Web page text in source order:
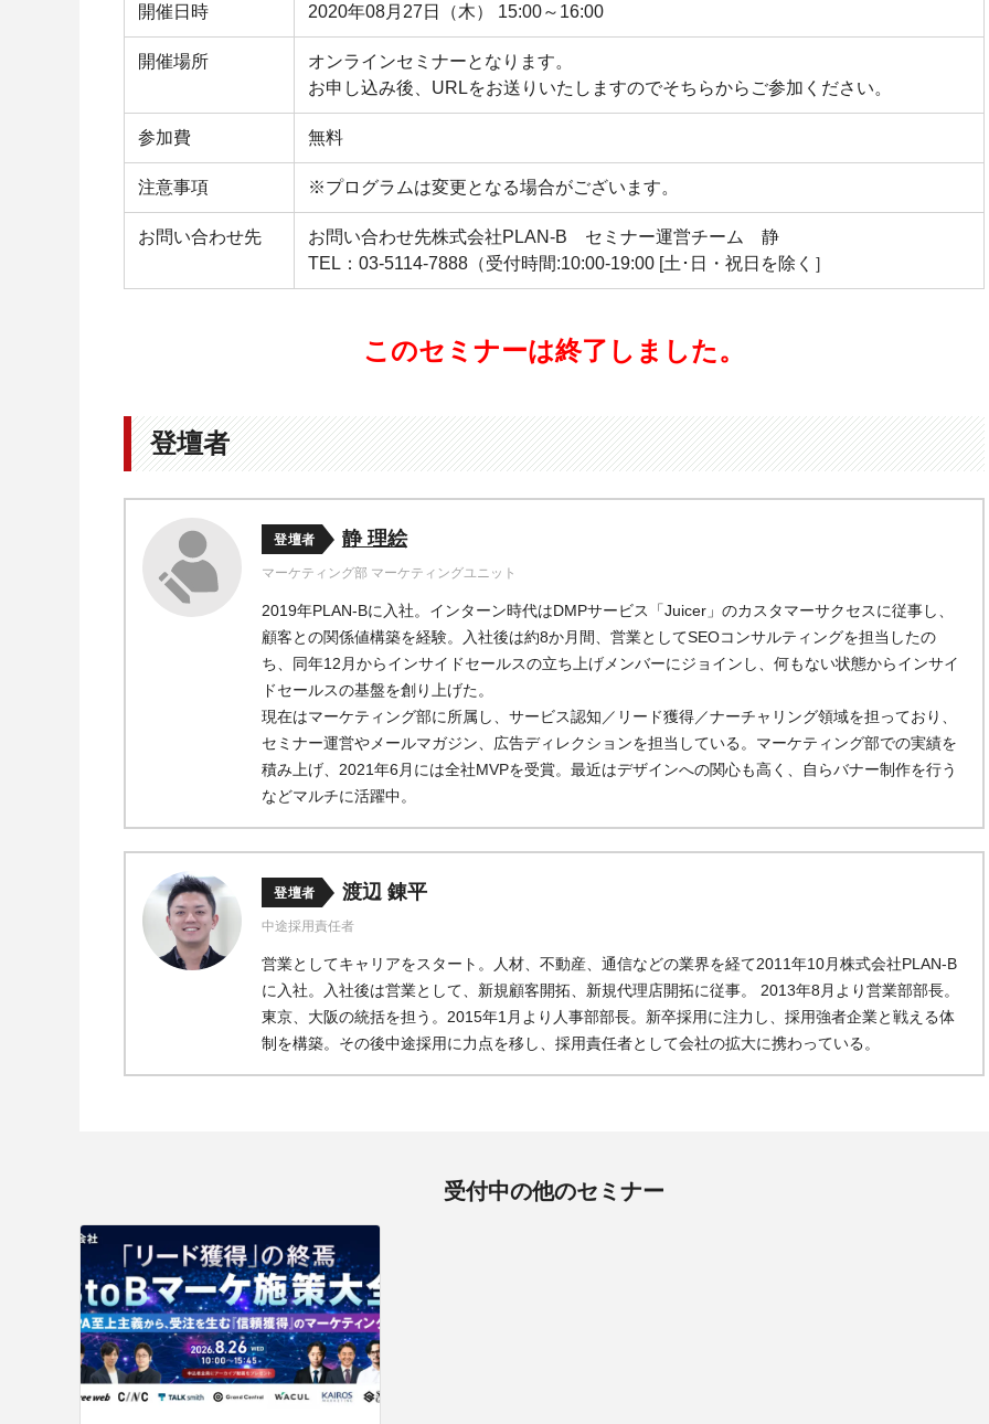
開催日時 2020年08月27日（木） 15:00～16:00
開催場所
オンラインセミナーとなります。
お申し込み後、URLをお送りいたしますのでそちらからご参加ください。
参加費 無料
注意事項 ※プログラムは変更となる場合がございます。
お問い合わせ先
お問い合わせ先株式会社PLAN-B セミナー運営チーム 静
TEL：03-5114-7888（受付時間:10:00-19:00 [土･日・祝日を除く］
このセミナーは終了しました。
登壇者
登壇者 静 理絵
マーケティング部 マーケティングユニット
2019年PLAN-Bに入社。インターン時代はDMPサービス「Juicer」のカスタマーサクセスに従事し、
顧客との関係値構築を経験。
入社後は約8か月間、営業としてSEOコンサルティングを担当したの
ち、 同年12月からインサイドセールスの立ち上げメンバーにジョインし、何もない状態からインサイ
ドセールスの基盤を創り上げた。
現在はマーケティング部に所属し、サービス認知／リード獲得／ナーチャリング領域を担っており、
セミナー運営やメールマガジン、広告ディレクションを担当している。マーケティング部での実績を
積み上げ、2021年6月には全社MVPを受賞。最近はデザインへの関心も高く、自らバナー制作を行う
などマルチに活躍中。
登壇者 渡辺 錬平
中途採用責任者
営業としてキャリアをスタート。人材、不動産、通信などの業界を経て2011年10月株式会社PLAN-B
に入社。入社後は営業として、新規顧客開拓、新規代理店開拓に従事。 2013年8月より営業部部長。
東京、大阪の統括を担う。2015年1月より人事部部長。新卒採用に注力し、採用強者企業と戦える体
制を構築。その後中途採用に力点を移し、採用責任者として会社の拡大に携わっている。
受付中の他のセミナー